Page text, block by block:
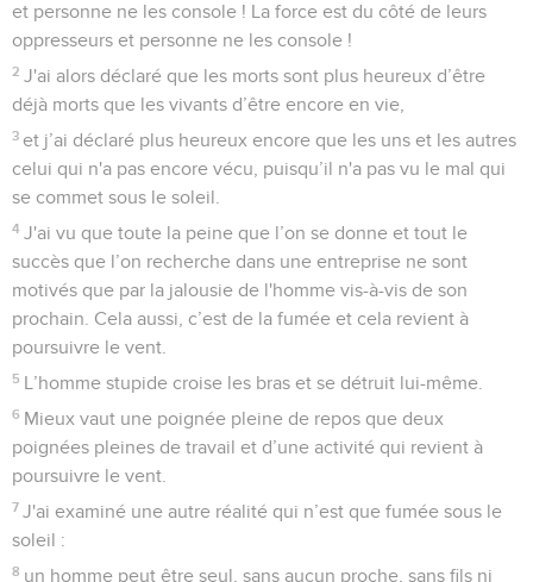
et personne ne les console ! La force est du côté de leurs
oppresseurs et personne ne les console !
2 J'ai alors déclaré que les morts sont plus heureux d’être
déjà morts que les vivants d’être encore en vie,
3 et j’ai déclaré plus heureux encore que les uns et les autres
celui qui n'a pas encore vécu, puisqu’il n'a pas vu le mal qui
se commet sous le soleil.
4 J'ai vu que toute la peine que l’on se donne et tout le
succès que l’on recherche dans une entreprise ne sont
motivés que par la jalousie de l'homme vis-à-vis de son
prochain. Cela aussi, c’est de la fumée et cela revient à
poursuivre le vent.
5 L’homme stupide croise les bras et se détruit lui-même.
6 Mieux vaut une poignée pleine de repos que deux
poignées pleines de travail et d’une activité qui revient à
poursuivre le vent.
7 J'ai examiné une autre réalité qui n’est que fumée sous le
soleil :
8 un homme peut être seul, sans aucun proche, sans fils ni